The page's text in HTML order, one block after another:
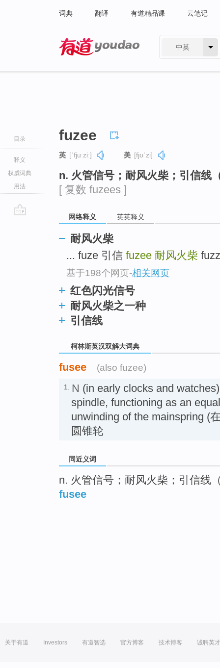
词典 翻译 有道精品课 云笔记
中英
目录
释义
权威词典
用法
fuzee
英 [ˈfjuːziː] 美 [fjʊˈzi]
n. 火管信号；耐风火柴；引信线
[ 复数 fuzees ]
网络释义 英英释义
耐风火柴
... fuze 引信 fuzee 耐风火柴
基于198个网页-相关网页
红色闪光信号
耐风火柴之一种
引信线
柯林斯英汉双解大词典
fusee (also fuzee)
1. N (in early clocks and
spindle, functioning as an
unwinding of the mainspring (
圆锥轮
同近义词
n. 火管信号；耐风火柴；引信线
fusee
关于有道 Investors 有道智选 官方博客 技术博客 诚聘英才